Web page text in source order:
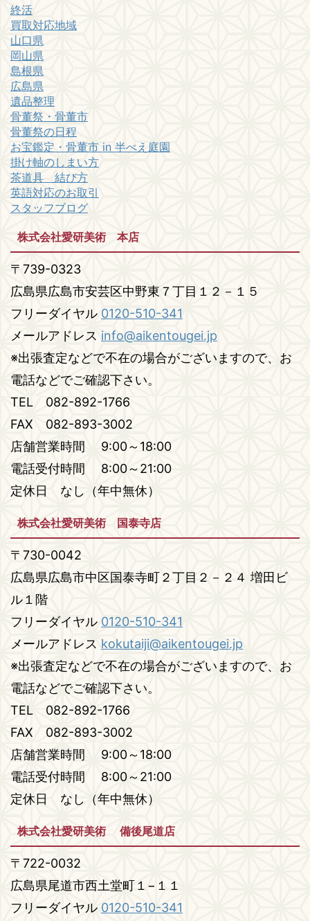
終活
買取対応地域
山口県
岡山県
島根県
広島県
遺品整理
骨董祭・骨董市
骨董祭の日程
お宝鑑定・骨董市 in 半べえ庭園
掛け軸のしまい方
茶道具 結び方
英語対応のお取引
スタッフブログ
株式会社愛研美術 本店
〒739-0323
広島県広島市安芸区中野東７丁目１２－１５
フリーダイヤル 0120-510-341
メールアドレス info@aikentougei.jp
※出張査定などで不在の場合がございますので、お
電話などでご確認下さい。
TEL 082-892-1766
FAX 082-893-3002
店舗営業時間 9:00～18:00
電話受付時間 8:00～21:00
定休日 なし（年中無休）
株式会社愛研美術 国泰寺店
〒730-0042
広島県広島市中区国泰寺町２丁目２－２４ 増田ビ
ル１階
フリーダイヤル 0120-510-341
メールアドレス kokutaiji@aikentougei.jp
※出張査定などで不在の場合がございますので、お
電話などでご確認下さい。
TEL 082-892-1766
FAX 082-893-3002
店舗営業時間 9:00～18:00
電話受付時間 8:00～21:00
定休日 なし（年中無休）
株式会社愛研美術 備後尾道店
〒722-0032
広島県尾道市西土堂町１−１１
フリーダイヤル 0120-510-341